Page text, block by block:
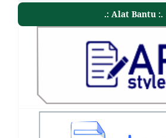
.: Alat Bantu :.